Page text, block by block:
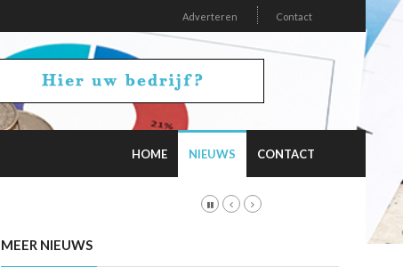
Adverteren Contact
HOME NIEUWS CONTACT
MEER NIEUWS